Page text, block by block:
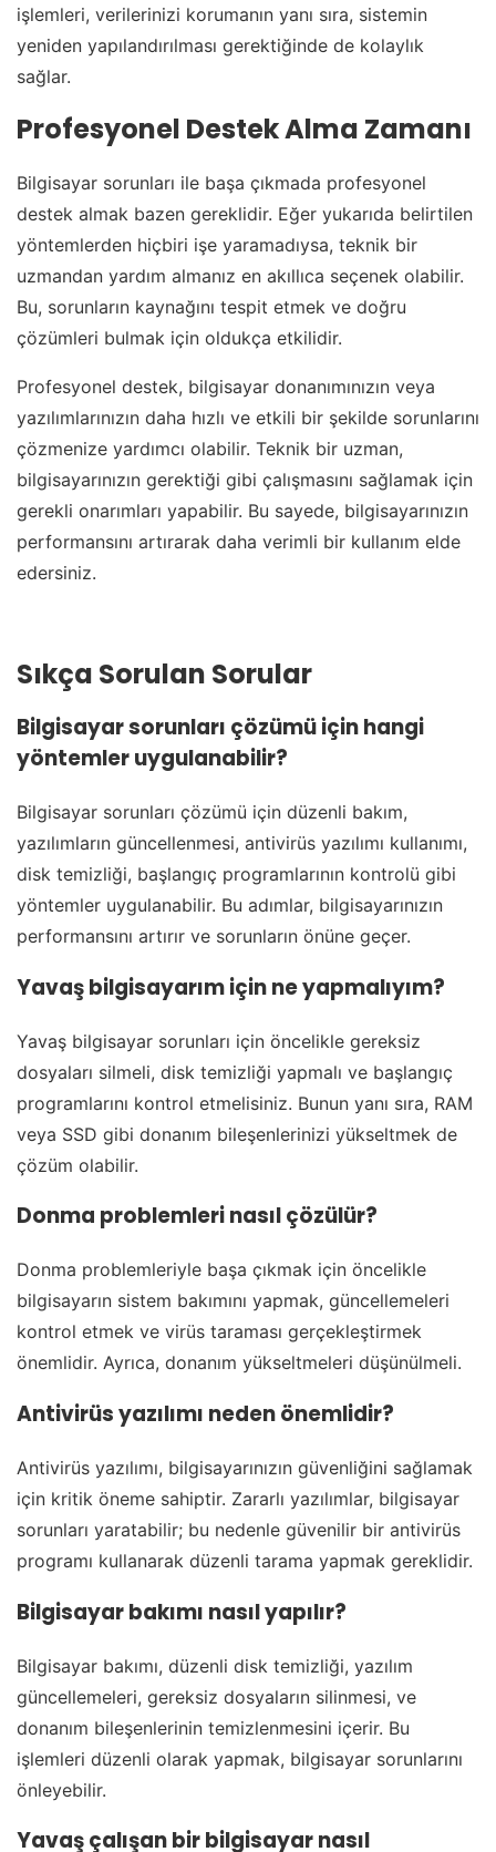
işlemleri, verilerinizi korumanın yanı sıra, sistemin
yeniden yapılandırılması gerektiğinde de kolaylık
sağlar.
Profesyonel Destek Alma Zamanı
Bilgisayar sorunları ile başa çıkmada profesyonel
destek almak bazen gereklidir. Eğer yukarıda belirtilen
yöntemlerden hiçbiri işe yaramadıysa, teknik bir
uzmandan yardım almanız en akıllıca seçenek olabilir.
Bu, sorunların kaynağını tespit etmek ve doğru
çözümleri bulmak için oldukça etkilidir.
Profesyonel destek, bilgisayar donanımınızın veya
yazılımlarınızın daha hızlı ve etkili bir şekilde sorunlarını
çözmenize yardımcı olabilir. Teknik bir uzman,
bilgisayarınızın gerektiği gibi çalışmasını sağlamak için
gerekli onarımları yapabilir. Bu sayede, bilgisayarınızın
performansını artırarak daha verimli bir kullanım elde
edersiniz.
Sıkça Sorulan Sorular
Bilgisayar sorunları çözümü için hangi
yöntemler uygulanabilir?
Bilgisayar sorunları çözümü için düzenli bakım,
yazılımların güncellenmesi, antivirüs yazılımı kullanımı,
disk temizliği, başlangıç programlarının kontrolü gibi
yöntemler uygulanabilir. Bu adımlar, bilgisayarınızın
performansını artırır ve sorunların önüne geçer.
Yavaş bilgisayarım için ne yapmalıyım?
Yavaş bilgisayar sorunları için öncelikle gereksiz
dosyaları silmeli, disk temizliği yapmalı ve başlangıç
programlarını kontrol etmelisiniz. Bunun yanı sıra, RAM
veya SSD gibi donanım bileşenlerinizi yükseltmek de
çözüm olabilir.
Donma problemleri nasıl çözülür?
Donma problemleriyle başa çıkmak için öncelikle
bilgisayarın sistem bakımını yapmak, güncellemeleri
kontrol etmek ve virüs taraması gerçekleştirmek
önemlidir. Ayrıca, donanım yükseltmeleri düşünülmeli.
Antivirüs yazılımı neden önemlidir?
Antivirüs yazılımı, bilgisayarınızın güvenliğini sağlamak
için kritik öneme sahiptir. Zararlı yazılımlar, bilgisayar
sorunları yaratabilir; bu nedenle güvenilir bir antivirüs
programı kullanarak düzenli tarama yapmak gereklidir.
Bilgisayar bakımı nasıl yapılır?
Bilgisayar bakımı, düzenli disk temizliği, yazılım
güncellemeleri, gereksiz dosyaların silinmesi, ve
donanım bileşenlerinin temizlenmesini içerir. Bu
işlemleri düzenli olarak yapmak, bilgisayar sorunlarını
önleyebilir.
Yavaş çalışan bir bilgisayar nasıl